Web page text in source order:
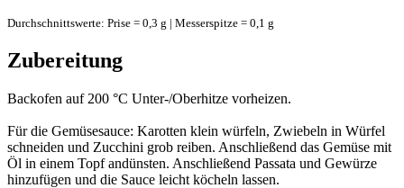
Durchschnittswerte: Prise = 0,3 g | Messerspitze = 0,1 g
Zubereitung
Backofen auf 200 °C Unter-/Oberhitze vorheizen.
Für die Gemüsesauce: Karotten klein würfeln, Zwiebeln in Würfel
schneiden und Zucchini grob reiben. Anschließend das Gemüse mit
Öl in einem Topf andünsten. Anschließend Passata und Gewürze
hinzufügen und die Sauce leicht köcheln lassen.